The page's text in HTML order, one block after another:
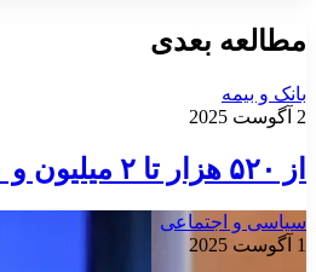
مطالعه بعدی
بانک و بیمه
2 آگوست 2025
از ۵۲۰ هزار تا ۲ میلیون و ۶۰۰ هزار تومان | اعتبار جدید برای بازنشستگان واریز شد
سیاسی و اجتماعی
1 آگوست 2025